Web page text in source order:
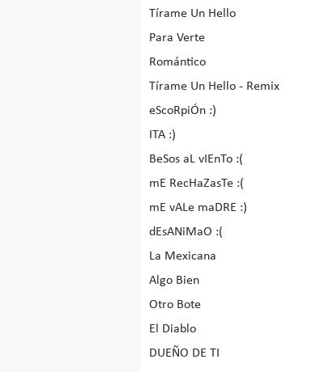
Tírame Un Hello
Para Verte
Romántico
Tírame Un Hello - Remix
eScoRpiÓn :)
ITA :)
BeSos aL vIEnTo :(
mE RecHaZasTe :(
mE vALe maDRE :)
dEsANiMaO :(
La Mexicana
Algo Bien
Otro Bote
El Diablo
DUEÑO DE TI